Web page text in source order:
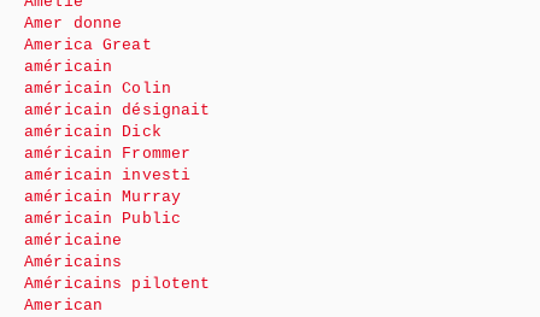
Amer donne
America Great
américain
américain Colin
américain désignait
américain Dick
américain Frommer
américain investi
américain Murray
américain Public
américaine
Américains
Américains pilotent
American